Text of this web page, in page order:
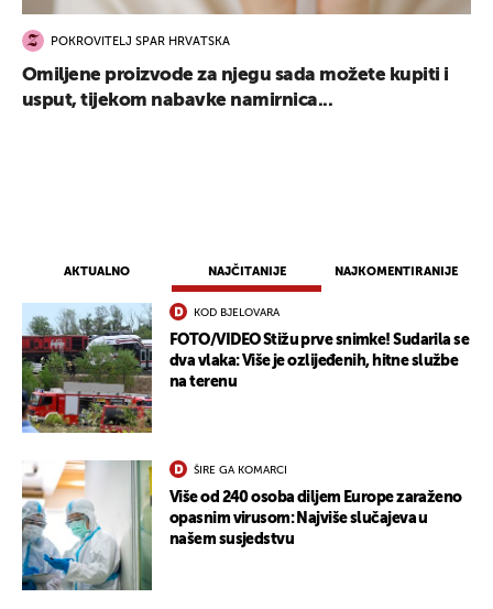
AKTUALNO NAJČITANIJE NAJKOMENTIRANIJE
KOD BJELOVARA
FOTO/VIDEO Stižu prve snimke! Sudarila se
dva vlaka: Više je ozlijeđenih, hitne službe
na terenu
ŠIRE GA KOMARCI
Više od 240 osoba diljem Europe zaraženo
opasnim virusom: Najviše slučajeva u
našem susjedstvu
POKROVITELJ SPAR HRVATSKA
Omiljene proizvode za njegu sada možete kupiti i
usput, tijekom nabavke namirnica...